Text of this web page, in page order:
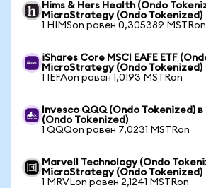
Hims & Hers Health (Ondo
MicroStrategy (Ondo Tokenized)
1 HIMSon равен 0,305389 MSTRon
iShares Core MSCI EAFE ETF
MicroStrategy (Ondo Tokenized)
1 IEFAon равен 1,0193 MSTRon
Invesco QQQ (Ondo Tokenized)
(Ondo Tokenized)
1 QQQon равен 7,0231 MSTRon
Marvell Technology (Ondo
MicroStrategy (Ondo Tokenized)
1 MRVLon равен 2,1241 MSTRon